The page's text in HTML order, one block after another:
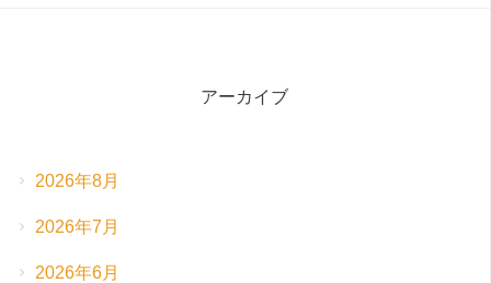
アーカイブ
2026年8月
2026年7月
2026年6月